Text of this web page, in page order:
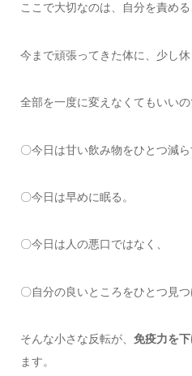
ここで大切なのは、自分を責める
今まで頑張ってきた体に、少し休
全部を一度に変えなくてもいいの
〇今日は甘い飲み物をひとつ減ら
〇今日は早めに眠る。
〇今日は人の悪口ではなく、
〇自分の良いところをひとつ見つ
そんな小さな反転が、 免疫力を
ます。